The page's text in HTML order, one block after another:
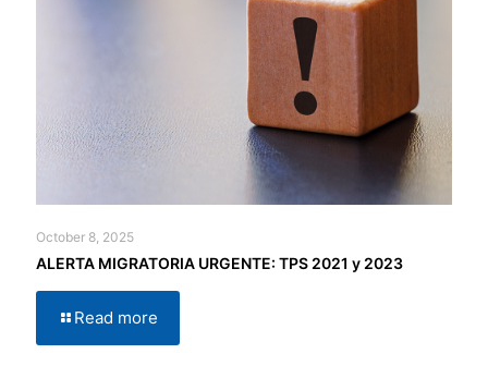
October 8, 2025
ALERTA MIGRATORIA URGENTE: TPS 2021 y 2023
Read more